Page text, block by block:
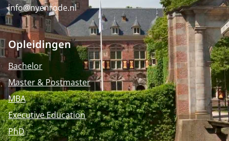
info@nyenrode.nl
Opleidingen
Bachelor
Master & Postmaster
MBA
Executive Education
PhD